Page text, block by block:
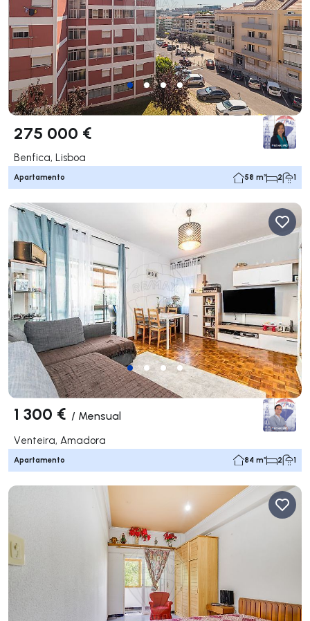
275 000 €
Benfica, Lisboa
Apartamento 58 m² 2 1
1 300 € / Mensual
Venteira, Amadora
Apartamento 84 m² 2 1